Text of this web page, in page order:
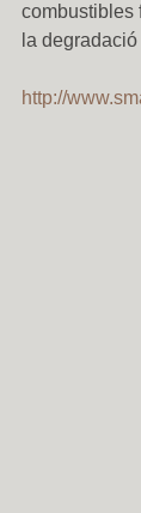
combustibles
la
http://